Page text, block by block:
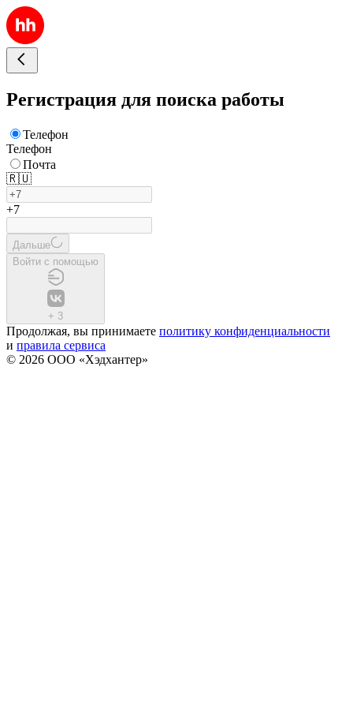
Регистрация для поиска работы
Телефон
Телефон
Почта
🇷🇺
+7
Дальше
Войти с помощью
+ 3
Продолжая, вы принимаете политику конфиденциальности
и правила сервиса
© 2026 ООО «Хэдхантер»